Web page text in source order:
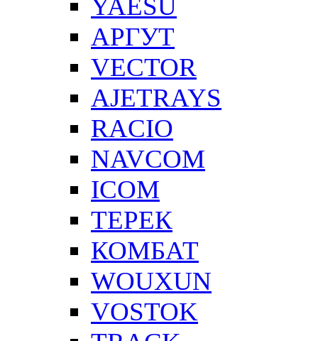
YAESU
АРГУТ
VECTOR
AJETRAYS
RACIO
NAVCOM
ICOM
ТЕРЕК
КОМБАТ
WOUXUN
VOSTOK